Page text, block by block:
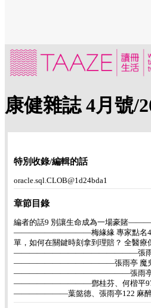
康健雜誌 4月號/
特別收錄/編輯的話
oracle.sql.CLOB@1d24bda1
章節目錄
編者的話9 別讓生命成為一場豪賭
――――――――――梅緣緣 專家點名4大
單，如何在關鍵時刻拿到理賠？ 全醫
――――――――――――――――張雨亭 理賠
―――――――――――――張雨亭 魔鬼都
―――――――――――――――張雨亭68 神
――――――――――鄧桂芬、何楷平97
―――――――葉懿德、張雨亭122 麻